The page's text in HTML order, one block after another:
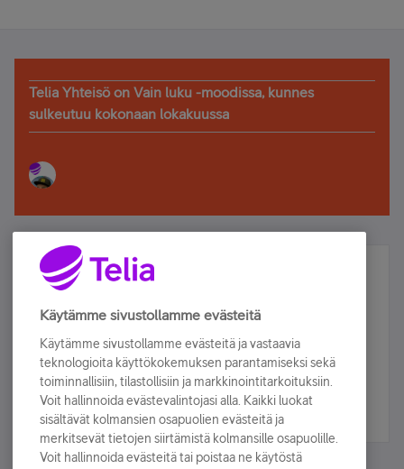
Telia Yhteisö on Vain luku -moodissa, kunnes
sulkeutuu kokonaan lokakuussa
Älä jää paitsi – osallistu ja voita!
Tilaa Telian uutiskirje ja olet mukana arvonnassa.
sähköpostiisi.
Tilaa nyt
Käytämme sivustollamme evästeitä
Käytämme sivustollamme evästeitä ja vastaavia
teknologioita käyttökokemuksen parantamiseksi sekä
toiminnallisiin, tilastollisiin ja markkinointitarkoituksiin.
Voit hallinnoida evästevalintojasi alla. Kaikki luokat
sisältävät kolmansien osapuolien evästeitä ja
merkitsevät tietojen siirtämistä kolmansille osapuolille.
Voit hallinnoida evästeitä tai poistaa ne käytöstä